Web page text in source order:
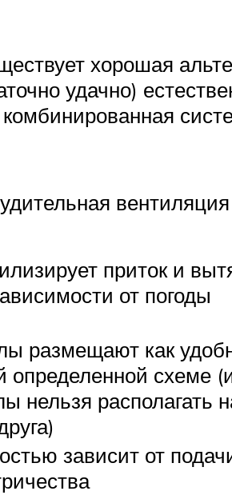
хорошая
удачно)
вентиляция
приток и
от погоды
размещают как
определенной схеме
нельзя располагать
зависит от